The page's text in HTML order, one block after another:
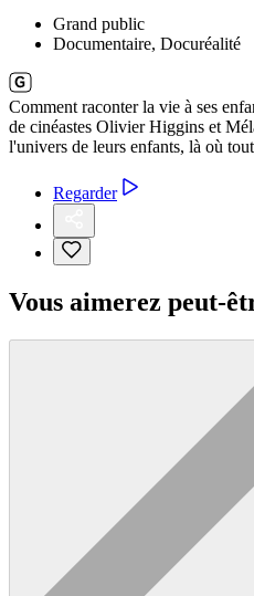
Grand public
Documentaire, Docuréalité
Comment raconter la vie à ses
de cinéastes Olivier Higgins et
l'univers de leurs enfants, là où
Regarder
Vous aimerez peut-